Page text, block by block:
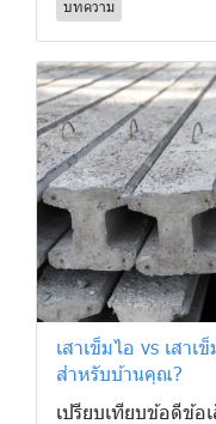
บทความ
เสาเข็มไอ vs เสา
สำหรับบ้านคุณ?
เปรียบเทียบข้อดีข้อ